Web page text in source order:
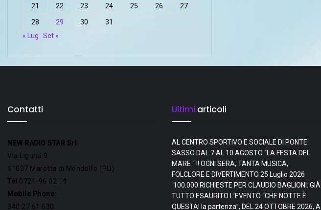
21 22 23 24 25 26 27
28 29 30
31
« Lug
Set »
Contatti
NEW RADIO STAR Srl
Via Liguria 9
61037 Marotta di Mondolfo (PU)
Tel 0721-96 02 14
Mobile Phone:
340 27 61 630
Ultimi articoli
AL CENTRO SPORTIVO E SOCIALE DI PONTE
SASSO DAL 7 AL 10 AGOSTO “LA FESTA DEL
MARE “ !! OGNI SERA, TANTA MUSICA,
FOLCLORE E DIVERTIMENTO 25 Luglio 2026
100.000 RICHIESTE PER CLAUDIO BAGLIONI: GIÀ
TUTTO ESAURITO L’EVENTO “CHE NOTTE È
QUESTA! la partenza”, DEL 24 OTTOBRE 2026, A